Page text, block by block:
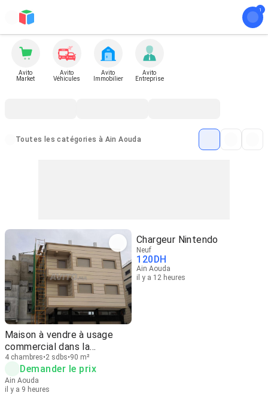
Avito
Market
Avito
Véhicules
Avito
Immobilier
Avito
Entreprise
Toutes les catégories à Ain Aouda
Maison à vendre à usage
commercial dans la
subdivision Al Fadl
4 chambres 2 sdbs 90 m²
Demander le prix
Ain Aouda
il y a 9 heures
Chargeur Nintendo
Neuf
120DH
Ain Aouda
il y a 12 heures